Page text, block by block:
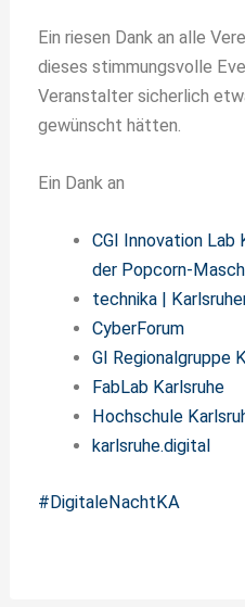
Ein riesen Dank an alle
dieses stimmungsvolle
Veranstalter sicherlich
gewünscht hätten.
Ein Dank an
CGI Innovation Lab
der Popcorn-
technika |
CyberForum
GI Regionalgruppe
FabLab Karlsruhe
Hochschule
karlsruhe.digital
#DigitaleNachtKA